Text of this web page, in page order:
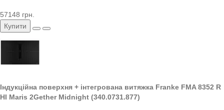
57148 грн.
Купити
Індукційна поверхня + інтегрована витяжка Franke FMA 8352 R
HI Maris 2Gether Midnight (340.0731.877)